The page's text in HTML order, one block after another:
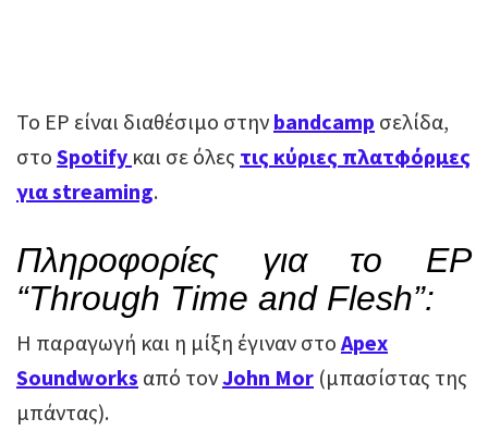
Το EP είναι διαθέσιμο στην bandcamp σελίδα,
στο Spotify και σε όλες τις κύριες πλατφόρμες
για streaming.
Πληροφορίες για το EP
“Through Time and Flesh”:
Η παραγωγή και η μίξη έγιναν στο Apex
Soundworks από τονJohn Mor (μπασίστας της
μπάντας).